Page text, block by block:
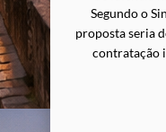
Segundo o
proposta seria
contratação